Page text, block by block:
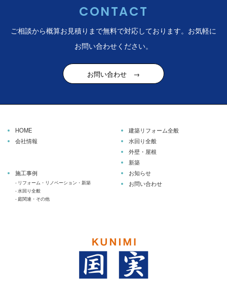
CONTACT
ご相談から概算お見積りまで無料で対応しております。 お気軽に
お問い合わせください。
お問い合わせ →
HOME
会社情報
建築リフォーム全般
水回り全般
外壁・屋根
新築
施工事例
- リフォーム・リノベーション・新築
-水回り全般
- 庭関連・その他
お知らせ
お問い合わせ